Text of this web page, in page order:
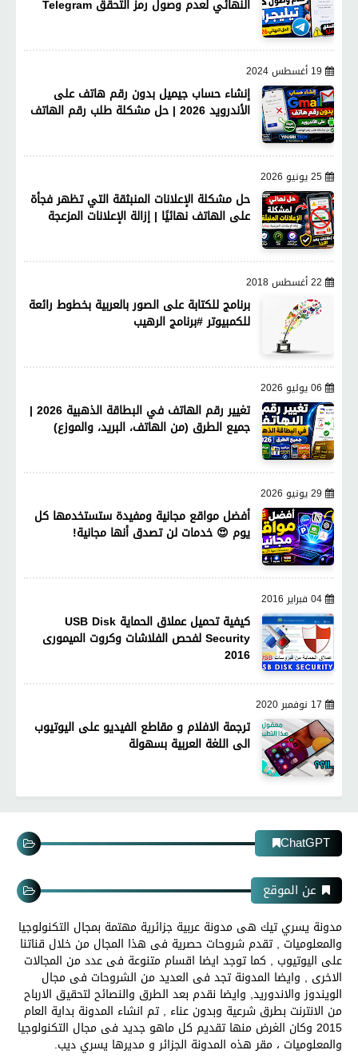
النهائي لعدم وصول رمز التحقق Telegram
19 أغسطس 2024
إنشاء حساب جيميل بدون رقم هاتف على
الأندرويد 2026 | حل مشكلة طلب رقم الهاتف
25 يونيو 2026
حل مشكلة الإعلانات المنبثقة التي تظهر فجأة
على الهاتف نهائيًا | إزالة الإعلانات المزعجة
22 أغسطس 2018
برنامج للكتابة على الصور بالعربية بخطوط رائعة
للكمبيوتر #برنامج الرهيب
06 يوليو 2026
تغيير رقم الهاتف في البطاقة الذهبية 2026 |
جميع الطرق (من الهاتف، البريد، والموزع)
29 يونيو 2026
أفضل مواقع مجانية ومفيدة ستستخدمها كل
يوم 😍 خدمات لن تصدق أنها مجانية!
04 فبراير 2016
كيفية تحميل عملاق الحماية USB Disk
Security لفحص الفلاشات وكروت الميمورى
2016
17 نوفمبر 2020
ترجمة الافلام و مقاطع الفيديو على اليوتيوب
الى اللغة العربية بسهولة
ChatGPT
عن الموقع
مدونة يسري تيك هى مدونة عربية جزائرية مهتمة بمجال التكنولوجيا
والمعلوميات , تقدم شروحات حصرية فى هذا المجال من خلال قناتنا
على اليوتيوب , كما توجد ايضا اقسام متنوعة فى عدد من المجالات
الاخرى , وايضا المدونة تجد فى العديد من الشروحات فى مجال
الويندوز والاندوريد, وايضا نقدم بعد الطرق والنصائح لتحقيق الارباح
من الانترنت بطرق شرعية وبدون عناء , تم انشاء المدونة بداية العام
2015 وكان الغرض منها تقديم كل ماهو جديد فى مجال التكنولوجيا
والمعلوميات ، مقر هذه المدونة الجزائر و مديرها يسري ديب.